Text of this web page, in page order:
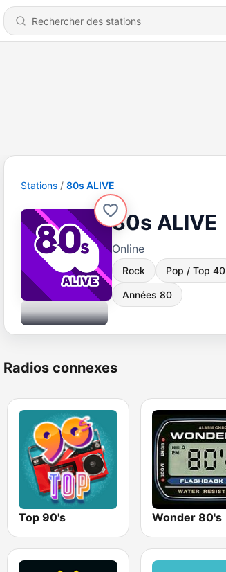
Stations 80s ALIVE
80s ALIVE
Online
Rock Pop / Top 40
Années 80
Radios connexes
Top 90's Wonder 80's